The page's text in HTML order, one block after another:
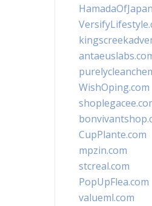
WishOping.com
CupPlante.com
mpzin.com
stcreal.com
PopUpFlea.com
valueml.com